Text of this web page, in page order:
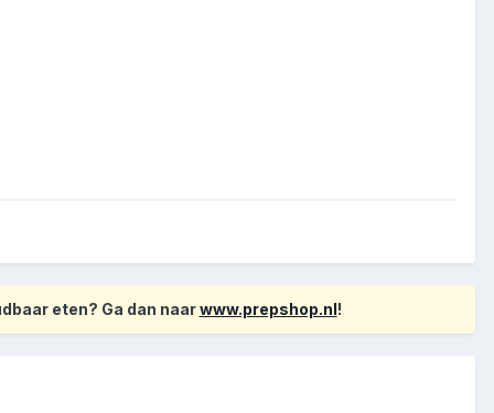
eten? Ga dan naarwww.prepshop.nl!